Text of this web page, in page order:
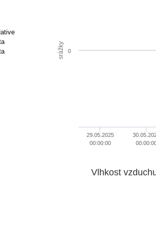
srážky
29.05.2025
00:00:00
0
Vlhkost